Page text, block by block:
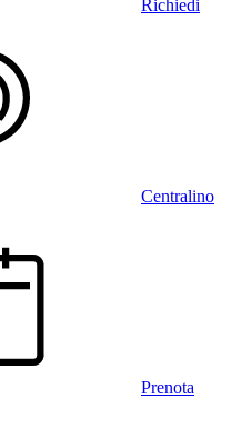
Richiedi
Centralino
Prenota